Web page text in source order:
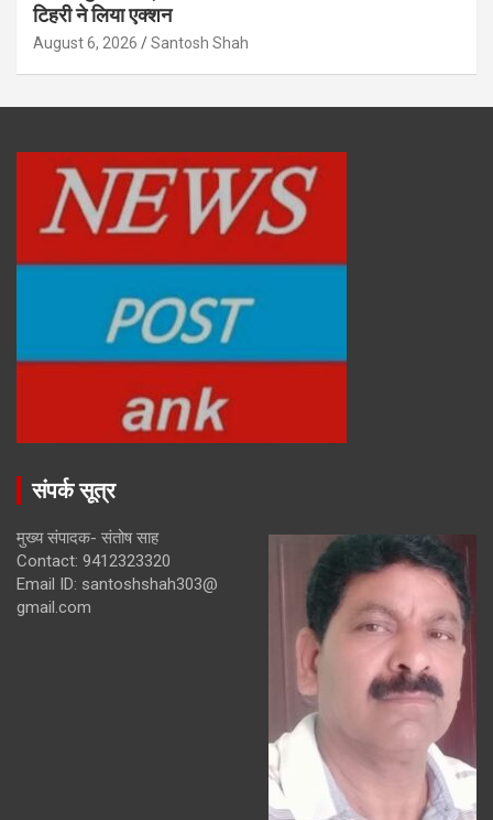
टिहरी ने लिया एक्शन
August 6, 2026 Santosh Shah
संपर्क सूत्र
मुख्य संपादक- संतोष साह
Contact: 9412323320
Email ID: santoshshah303@
gmail.com